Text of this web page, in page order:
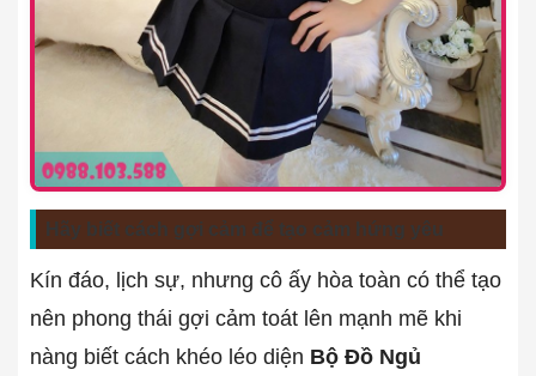
Hãy biết cách gợi cảm để tạo cảm hứng yêu
Kín đáo, lịch sự, nhưng cô ấy hòa toàn có thể tạo
nên phong thái gợi cảm toát lên mạnh mẽ khi
nàng biết cách khéo léo diện Bộ Đồ Ngủ